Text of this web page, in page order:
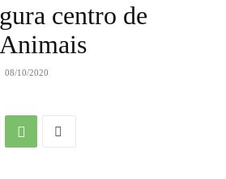
centro de
08/10/2020